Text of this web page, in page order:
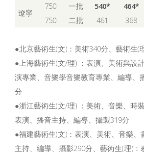
遼寧
750 一批 540* 464*
750 二批 461 368
●北京藝術生(文)：美術340分、藝術生(
●上海藝術生(文/理) ：表演、美術與設
演專業、音樂學音樂教育專業、編導、
分
●浙江藝術生(文/理) ：美術、音樂、時
表演、播音主持、編導、攝製319分
●福建藝術生(文)：表演、美術、音樂、
主持、編導、攝影290分、藝術生(理)：